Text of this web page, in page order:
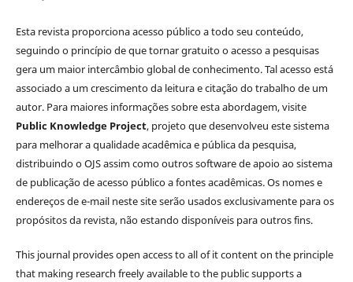
Esta revista proporciona acesso público a todo seu conteúdo,
seguindo o princípio de que tornar gratuito o acesso a pesquisas
gera um maior intercâmbio global de conhecimento. Tal acesso está
associado a um crescimento da leitura e citação do trabalho de um
autor. Para maiores informações sobre esta abordagem, visite
Public Knowledge Project, projeto que desenvolveu este sistema
para melhorar a qualidade acadêmica e pública da pesquisa,
distribuindo o OJS assim como outros software de apoio ao sistema
de publicação de acesso público a fontes acadêmicas. Os nomes e
endereços de e-mail neste site serão usados exclusivamente para os
propósitos da revista, não estando disponíveis para outros fins.
This journal provides open access to all of it content on the principle
that making research freely available to the public supports a